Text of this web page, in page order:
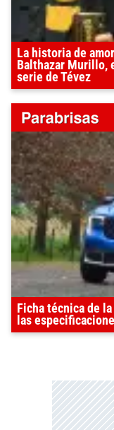
La historia de
Balthazar Murillo,
serie de Tévez
Ficha técnica de
las